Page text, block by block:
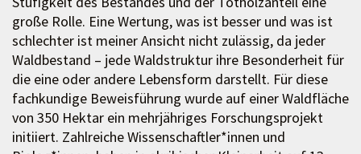
große Rolle. Eine Wertung, was ist besser und was ist
schlechter ist meiner Ansicht nicht zulässig, da jeder
Waldbestand – jede Waldstruktur ihre Besonderheit für
die eine oder andere Lebensform darstellt. Für diese
fachkundige Beweisführung wurde auf einer Waldfläche
von 350 Hektar ein mehrjähriges Forschungsprojekt
initiiert. Zahlreiche Wissenschaftler*innen und